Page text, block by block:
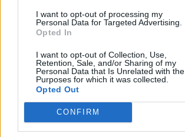
I want to opt-out of processing my
Personal Data for Targeted Advertising.
Opted In
I want to opt-out of Collection, Use,
Retention, Sale, and/or Sharing of my
Personal Data that Is Unrelated with the
Purposes for which it was collected.
Opted Out
CONFIRM